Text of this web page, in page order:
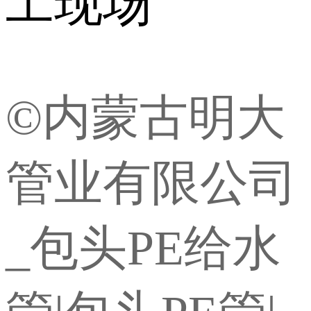
©内蒙古明大
管业有限公司
_包头PE给水